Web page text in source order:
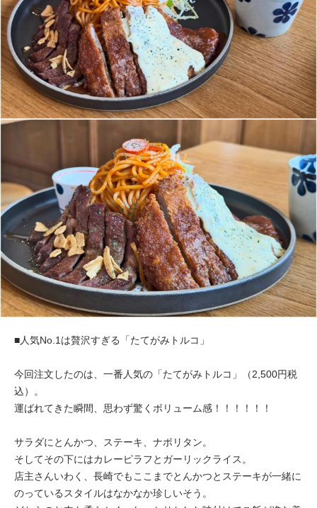
■人気No.1は贅沢すぎる「たてがみトルコ」
今回注文したのは、一番人気の「たてがみトルコ」（2,500円税
込）。
運ばれてきた瞬間、思わず驚くボリューム感！！！！！！
サラダにとんかつ、ステーキ、ナポリタン。
そしてその下にはカレーピラフとガーリックライス。
店主さんいわく、長崎でもここまでとんかつとステーキが一緒に
のっているスタイルはなかなか珍しいそう。